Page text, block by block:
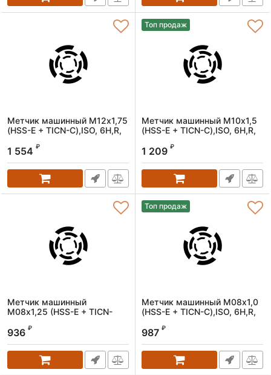
Метчик машинный M12х1,75
(HSS-E + TICN-C),ISO, 6H,R,
Артикул:
1 554 ₽
Топ продаж
Метчик машинный M10х1,5
(HSS-E + TICN-C),ISO, 6H,R,
Артикул:
1 209 ₽
Метчик машинный
M08х1,25 (HSS-E + TICN-
Артикул:
936 ₽
Топ продаж
Метчик машинный M08х1,0
(HSS-E + TICN-C),ISO, 6H,R,
Артикул:
987 ₽